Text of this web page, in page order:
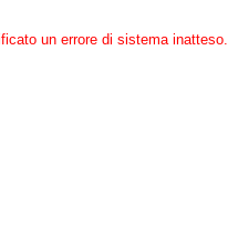
un errore di sistema inatteso.